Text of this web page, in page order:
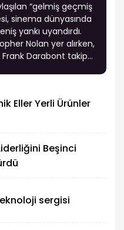
“gelmiş geçmiş
sinema dünyasında
yankı uyandırdı.
Nolan yer alırken,
Darabont takip
dikkat çekti.
Eller Yerli Ürünler
Beşinci
sergisi